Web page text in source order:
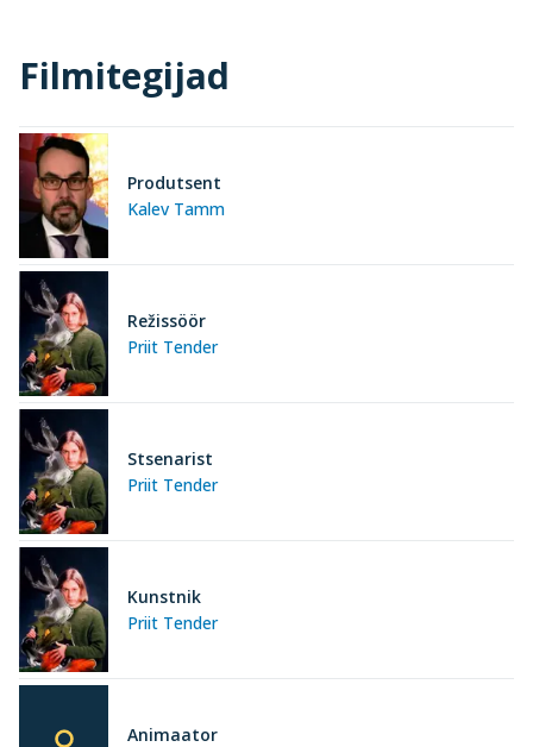
Filmitegijad
Kalev Tamm
Produtsent
Priit Tender
Režissöör
Priit Tender
Stsenarist
Priit Tender
Kunstnik
Animaator